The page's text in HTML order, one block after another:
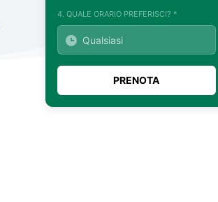
4. QUALE ORARIO PREFERISCI? *